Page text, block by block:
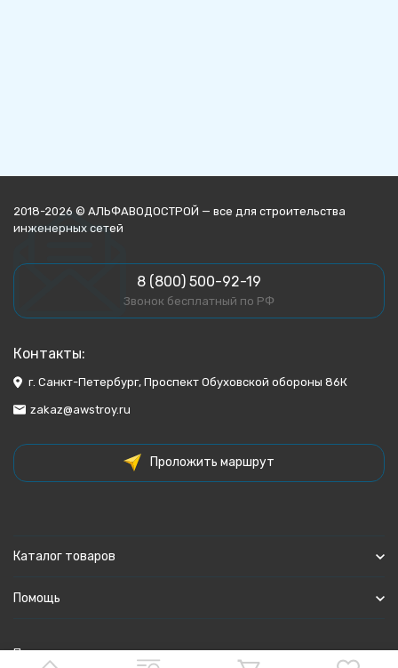
2018-2026 © АЛЬФАВОДОСТРОЙ — все для строительства
инженерных сетей
8 (800) 500-92-19
Звонок бесплатный по РФ
Контакты:
г. Санкт-Петербург, Проспект Обуховской обороны 86К
zakaz@awstroy.ru
Проложить маршрут
Каталог товаров
Помощь
Политика персональных данных